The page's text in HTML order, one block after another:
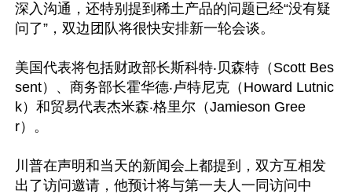
深入沟通，还特别提到稀土产品的问题已经“没有疑
问了”，双边团队将很快安排新一轮会谈。
美国代表将包括财政部长斯科特‧贝森特（Scott Bes
sent）、商务部长霍华德‧卢特尼克（Howard Lutnic
k）和贸易代表杰米森‧格里尔（Jamieson Gree
r）。
川普在声明和当天的新闻会上都提到，双方互相发
出了访问邀请，他预计将与第一夫人一同访问中